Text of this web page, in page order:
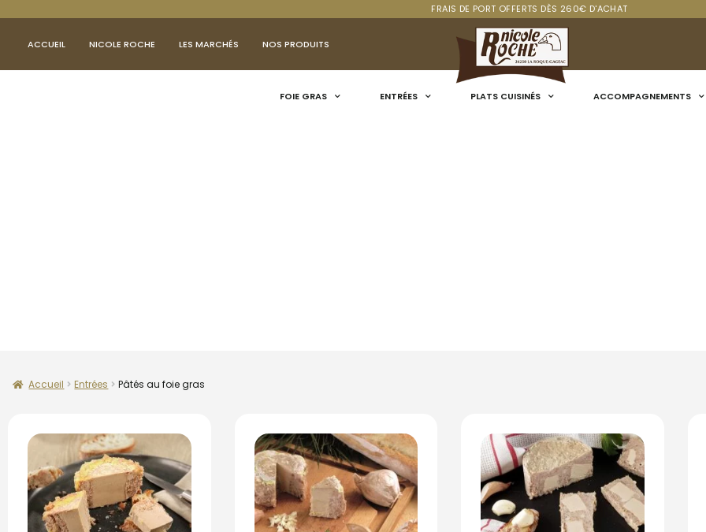
FRAIS DE PORT OFFERTS DÈS 260€ D'ACHAT
ACCUEIL NICOLE ROCHE LES MARCHÉS NOS PRODUITS
FOIE GRAS ENTRÉES PLATS CUISINÉS ACCOMPAGNEMENTS
Accueil Entrées Pâtés au foie gras